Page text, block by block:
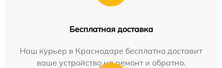
Бесплатная доставка
Наш курьер в Краснодаре бесплатно доставит
ваше устройство на ремонт и обратно.